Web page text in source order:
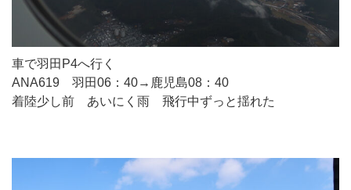
車で羽田P4へ行く
ANA619 羽田06：40→鹿児島08：40
着陸少し前 あいにく雨 飛行中ずっと揺れた